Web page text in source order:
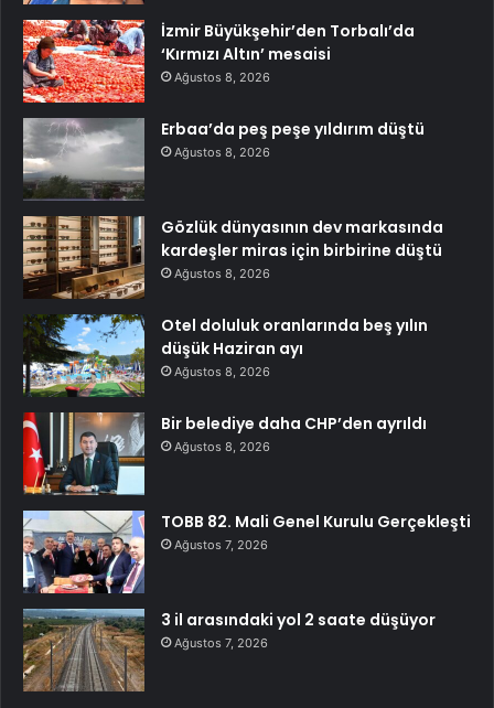
İzmir Büyükşehir’den Torbalı’da
‘Kırmızı Altın’ mesaisi
Ağustos 8, 2026
Erbaa’da peş peşe yıldırım düştü
Ağustos 8, 2026
Gözlük dünyasının dev markasında
kardeşler miras için birbirine düştü
Ağustos 8, 2026
Otel doluluk oranlarında beş yılın
düşük Haziran ayı
Ağustos 8, 2026
Bir belediye daha CHP’den ayrıldı
Ağustos 8, 2026
TOBB 82. Mali Genel Kurulu Gerçekleşti
Ağustos 7, 2026
3 il arasındaki yol 2 saate düşüyor
Ağustos 7, 2026